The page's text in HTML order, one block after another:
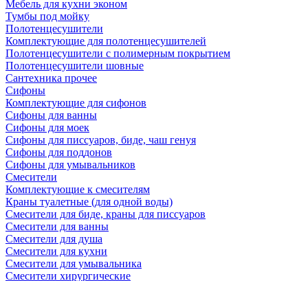
Мебель для кухни эконом
Тумбы под мойку
Полотенцесушители
Комплектующие для полотенцесушителей
Полотенцесушители с полимерным покрытием
Полотенцесушители шовные
Сантехника прочее
Сифоны
Комплектующие для сифонов
Сифоны для ванны
Сифоны для моек
Сифоны для писсуаров, биде, чаш генуя
Сифоны для поддонов
Сифоны для умывальников
Смесители
Комплектующие к смесителям
Краны туалетные (для одной воды)
Смесители для биде, краны для писсуаров
Смесители для ванны
Смесители для душа
Смесители для кухни
Смесители для умывальника
Смесители хирургические